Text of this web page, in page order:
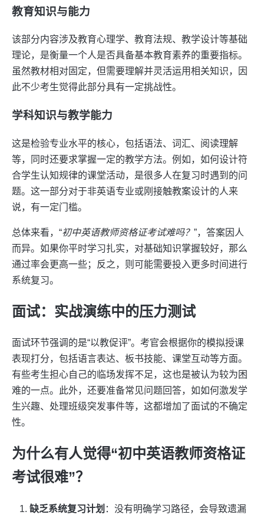
教育知识与能力
该部分内容涉及教育心理学、教育法规、教学设计等基础
理论，是衡量一个人是否具备基本教育素养的重要指标。
虽然教材相对固定，但需要理解并灵活运用相关知识，因
此不少考生觉得此部分具有一定挑战性。
学科知识与教学能力
这是检验专业水平的核心，包括语法、词汇、阅读理解
等，同时还要求掌握一定的教学方法。例如，如何设计符
合学生认知规律的课堂活动，是很多人在复习时遇到的问
题。这一部分对于非英语专业或刚接触教案设计的人来
说，有一定门槛。
总体来看，“初中英语教师资格证考试难吗？ ”，答案因人
而异。如果你平时学习扎实，对基础知识掌握较好，那么
通过率会更高一些；反之，则可能需要投入更多时间进行
系统复习。
面试：实战演练中的压力测试
面试环节强调的是“以教促评”。考官会根据你的模拟授课
表现打分，包括语言表达、板书技能、课堂互动等方面。
有些考生担心自己的临场发挥不足，这也是被认为较为困
难的一点。此外，还要准备常见问题回答，如如何激发学
生兴趣、处理班级突发事件等，这都增加了面试的不确定
性。
为什么有人觉得“初中英语教师资格证
考试很难”？
缺乏系统复习计划 ：没有明确学习路径，会导致遗漏